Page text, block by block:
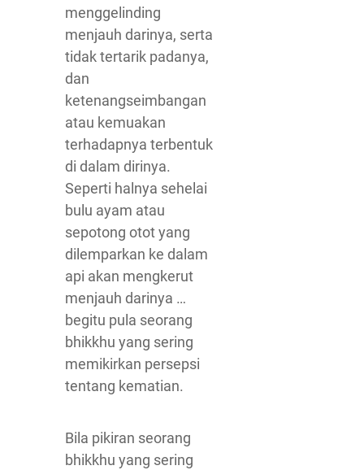
menggelinding
menjauh darinya, serta
tidak tertarik padanya,
dan
ketenangseimbangan
atau kemuakan
terhadapnya terbentuk
di dalam dirinya.
Seperti halnya sehelai
bulu ayam atau
sepotong otot yang
dilemparkan ke dalam
api akan mengkerut
menjauh darinya …
begitu pula seorang
bhikkhu yang sering
memikirkan persepsi
tentang kematian.
Bila pikiran seorang
bhikkhu yang sering